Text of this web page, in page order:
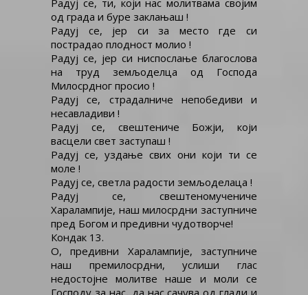
Радуј се, ти, који нас молитвама својим
од града и буре заклањаш !
Радуј се, јер си за место где си
пострадао плодност молио !
Радуј се, јер си ниспослање благослова
на труд земљоделца од Господа
Милосрдног просио !
Радуј се, страдалниче непобедиви и
несавладиви !
Радуј се, свештениче Божји, који
васцели свет заступаш !
Радуј се, уздање свих они који ти се
моле !
Радуј се, светла радости земљоделаца !
Радуј се, свештеномучениче
Харалампије, наш милосрдни заступниче
пред Богом и предивни чудотворче!
Кондак 13.
О, предивни Харалампије, заступниче
наш премилосрдни, услиши глас
недостојне молитве наше и моли се
Господу за нас, да нас сачува од глади и